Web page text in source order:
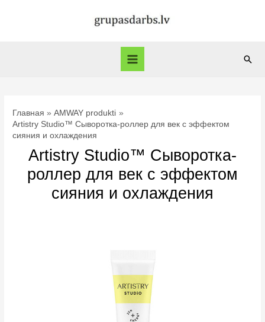
Main
Главная
AMWAY produkti
Artistry Studio™ Сыворотка-роллер для век с эффектом
сияния и охлаждения
Artistry Studio™ Сыворотка-
роллер для век с эффектом
сияния и охлаждения